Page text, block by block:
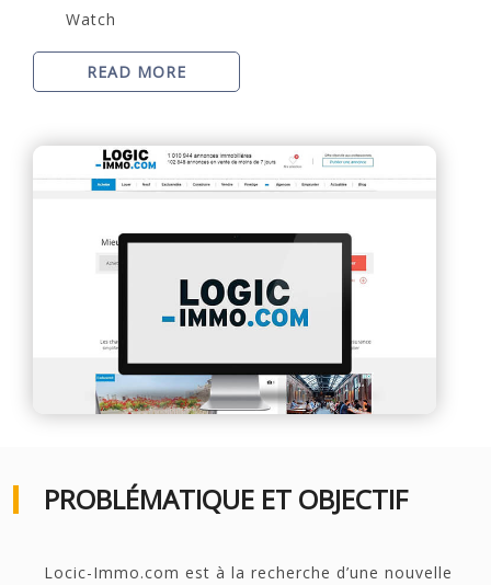
Watch
READ MORE
PROBLÉMATIQUE ET OBJECTIF
Locic-Immo.com est à la recherche d’une nouvelle